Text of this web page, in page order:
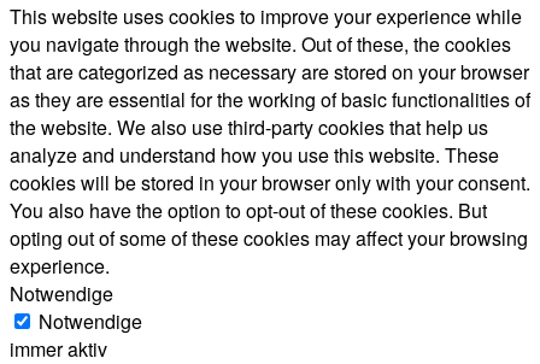
This website uses cookies to improve your experience while
you navigate through the website. Out of these, the cookies
that are categorized as necessary are stored on your browser
as they are essential for the working of basic functionalities of
the website. We also use third-party cookies that help us
analyze and understand how you use this website. These
cookies will be stored in your browser only with your consent.
You also have the option to opt-out of these cookies. But
opting out of some of these cookies may affect your browsing
experience.
Notwendige
Notwendige
immer aktiv